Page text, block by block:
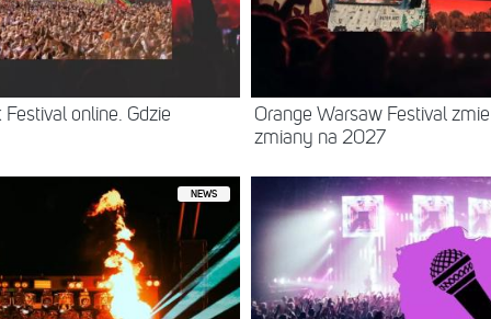
online. Gdzie
Orange Warsaw Festival
zmiany na 2027
NEWS